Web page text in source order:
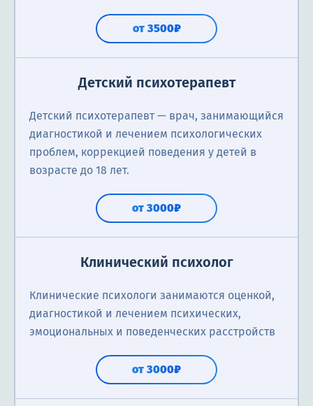
от 3500₽
Детский психотерапевт
Детский психотерапевт — врач, занимающийся
диагностикой и лечением психологических
проблем, коррекцией поведения у детей в
возрасте до 18 лет.
от 3000₽
Клинический психолог
Клинические психологи занимаются оценкой,
диагностикой и лечением психических,
эмоциональных и поведенческих расстройств
от 3000₽